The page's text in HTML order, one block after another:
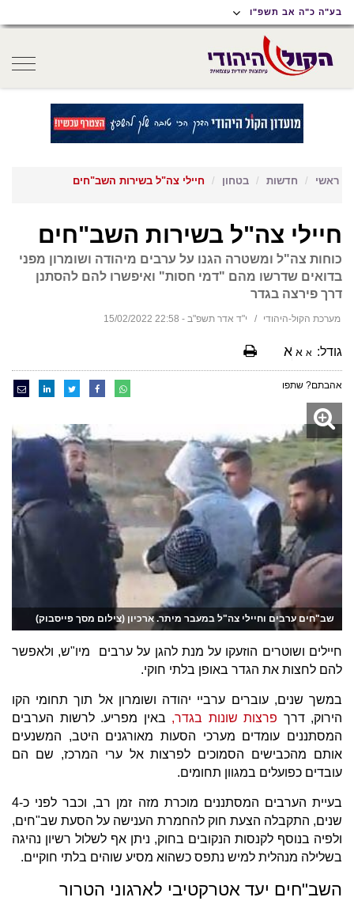
תפריט
נגישות
תפריט
ראשי
תוכן
ראשי
בע"ה כ"ה אב תשפ"ו
ראשי חדשות בטחון חיילי צה"ל בשירות השב"חים
חיילי צה"ל בשירות השב"חים
כוחות צה"ל ומשטרה הגנו על ערבים מיהודה ושומרון מפני
בדואים שדרשו מהם "דמי חסות" ואיפשרו להם להסתנן
דרך פירצה בגדר
מערכת הקול-היהודי י"ד אדר תשפ"ב - 22:58 15/02/2022
גודל: א א א
אהבתם? שתפו
שב"חים ערבים וחיילי צה"ל במעבר מיתר. ארכיון (צילום מסך פייסבוק)
חיילים ושוטרים הוזעקו על מנת להגן על ערבים מיו"ש, ולאפשר
להם לחצות את הגדר באופן בלתי חוקי.
במשך שנים, עוברים ערביי יהודה ושומרון אל תוך תחומי הקו
הירוק, דרך פרצות שונות בגדר, באין מפריע. לרשות הערבים
המסתננים עומדים מערכי הסעות מאורגנים היטב, המשנעים
אותם מהכבישים הסמוכים לפרצות אל ערי המרכז, שם הם
עובדים כפועלים במגוון תחומים.
בעיית הערבים המסתננים מוכרת מזה זמן רב, וכבר לפני כ-4
שנים, התקבלה הצעת חוק להחמרת הענישה על הסעת שב"חים,
ולפיה בנוסף לקנסות הנקובים בחוק, ניתן אף לשלול רשיון נהיגה
בשלילה מנהלית למיש נתפס כשהוא מסיע שוהים בלתי חוקיים.
השב"חים יעד אטרקטיבי לארגוני הטרור